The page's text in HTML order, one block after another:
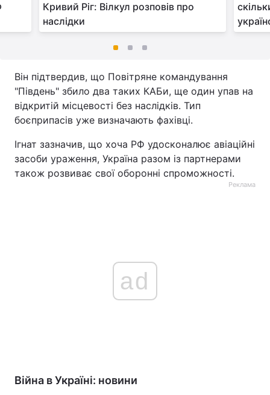
Кривий Ріг: Вілкул розповів про
наслідки
Він підтвердив, що Повітряне командування
"Південь" збило два таких КАБи, ще один упав на
відкритій місцевості без наслідків. Тип
боєприпасів уже визначають фахівці.
Ігнат зазначив, що хоча РФ удосконалює авіаційні
засоби ураження, Україна разом із партнерами
також розвиває свої оборонні спроможності.
Реклама
ad
Війна в Україні: новини